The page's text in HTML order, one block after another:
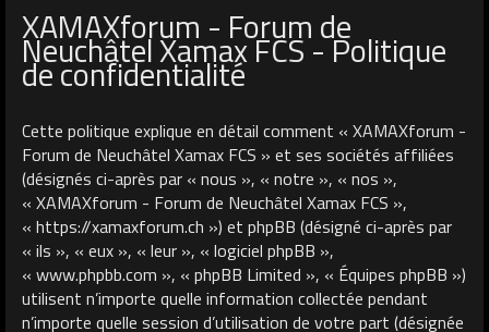
XAMAXforum - Forum de
Neuchâtel Xamax FCS - Politique
de confidentialité
Cette politique explique en détail comment « XAMAXforum -
Forum de Neuchâtel Xamax FCS » et ses sociétés affiliées
(désignés ci-après par « nous », « notre », « nos »,
« XAMAXforum - Forum de Neuchâtel Xamax FCS »,
« https://xamaxforum.ch ») et phpBB (désigné ci-après par
« ils », « eux », « leur », « logiciel phpBB »,
« www.phpbb.com », « phpBB Limited », « Équipes phpBB »)
utilisent n’importe quelle information collectée pendant
n’importe quelle session d’utilisation de votre part (désignée